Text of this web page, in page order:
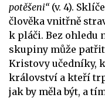
potěšeni“ (v. 4).
člověka vnitřně
k pláči. Bez ohledu
skupiny může
Kristovy učedníky,
království a kteří
jak by měla být, a